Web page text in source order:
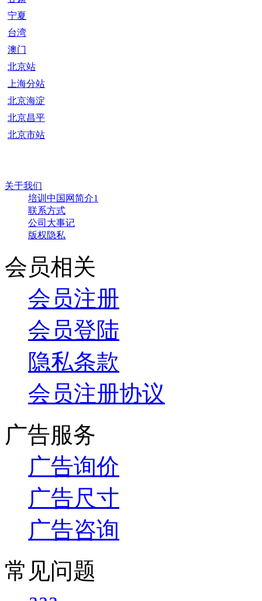
宁夏
台湾
澳门
北京站
上海分站
北京海淀
北京昌平
北京市站
关于我们
培训中国网简介1
联系方式
公司大事记
版权隐私
会员相关
会员注册
会员登陆
隐私条款
会员注册协议
广告服务
广告询价
广告尺寸
广告咨询
常见问题